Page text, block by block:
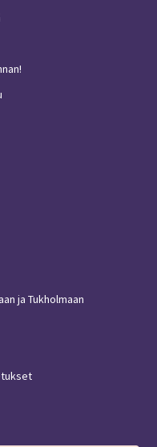
ja Tukholmaan